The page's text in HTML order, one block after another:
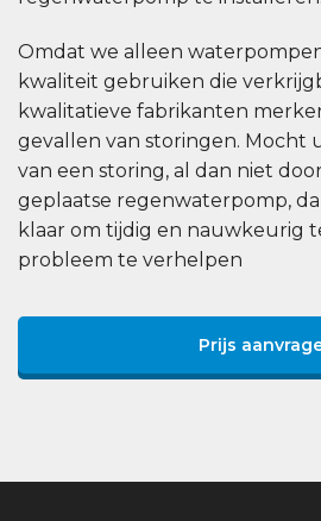
Omdat we alleen
kwaliteit gebruiken die
kwalitatieve fabrikanten
gevallen van storingen. Mocht
van een storing, al dan niet
geplaatse regenwaterpomp,
klaar om tijdig en nauwkeurig
probleem te verhelpen
Prijs